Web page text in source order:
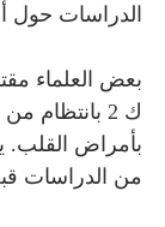
الدراسات حول
بعض العلماء
ك 2
بأمراض القلب.
من الدراسات